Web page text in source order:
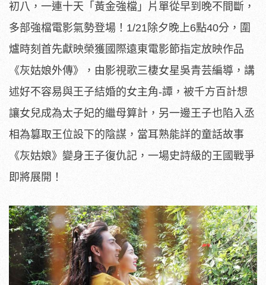
初八，一連十天「黃金強檔」片單從早到晚不間斷，
多部強檔電影氣勢登場！1/21除夕晚上6點40分，圍
爐時刻首先獻映榮獲國際遠東電影節指定放映作品
《灰姑娘外傳》，由影視歌三棲女星吳青芸編導，講
述好不容易與王子結婚的女主角-譚，被千方百計想
讓女兒成為太子妃的繼母算計，另一邊王子也陷入丞
相為篡取王位設下的陰謀，當耳熟能詳的童話故事
《灰姑娘》變身王子復仇記，一場史詩級的王國戰爭
即將展開！